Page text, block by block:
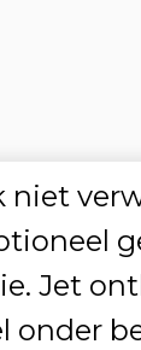
niet
Jet
onder